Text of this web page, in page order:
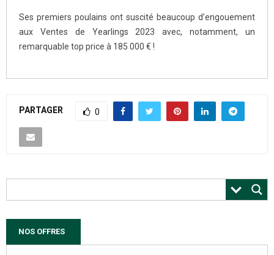
Ses premiers poulains ont suscité beaucoup d’engouement
aux Ventes de Yearlings 2023 avec, notamment, un
remarquable top price à 185 000 € !
PARTAGER 0
NOS OFFRES